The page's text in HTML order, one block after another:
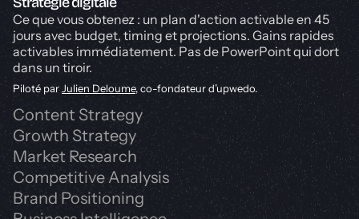
Ce que vous obtenez : un plan d'action activable en 45
jours avec budget, timing et projections. Gains rapides
activables immédiatement. Pas de PowerPoint qui dort
dans un tiroir.
Piloté par Julien Deloume, co-fondateur d’upwedo.
Content Strategy
Growth Strategy
Market Research
Competitive Analysis
Brand Positioning